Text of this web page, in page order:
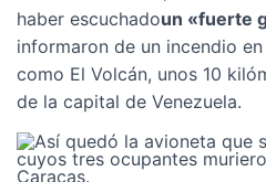
haber escuchadoun «fuerte
informaron de un incendio
como El Volcán, unos 10
de la capital de Venezuela.